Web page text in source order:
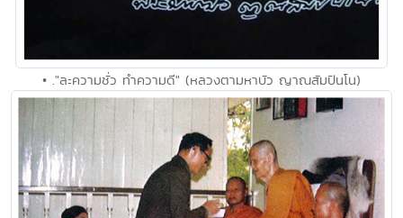
• ."ละความชั่ว ทำความดี" (หลวงตามหาบัว ญาณสัมปันโน)